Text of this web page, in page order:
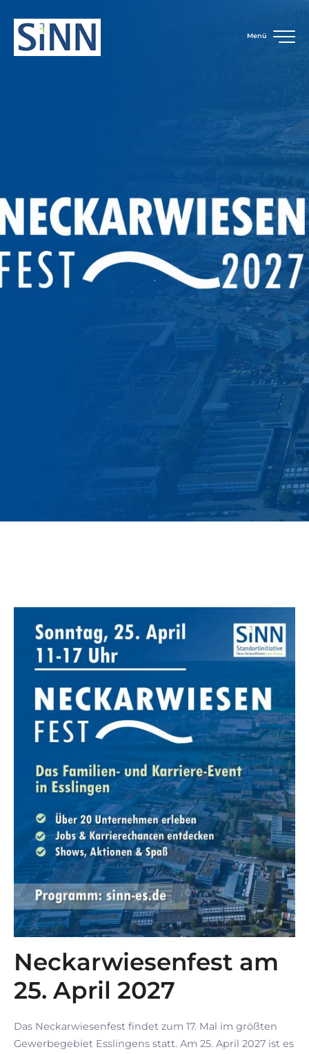
Menü
.
Neckarwiesenfest am
25. April 2027
Das Neckarwiesenfest findet zum 17. Mal im größten
Gewerbegebiet Esslingens statt. Am 25. April 2027 ist es